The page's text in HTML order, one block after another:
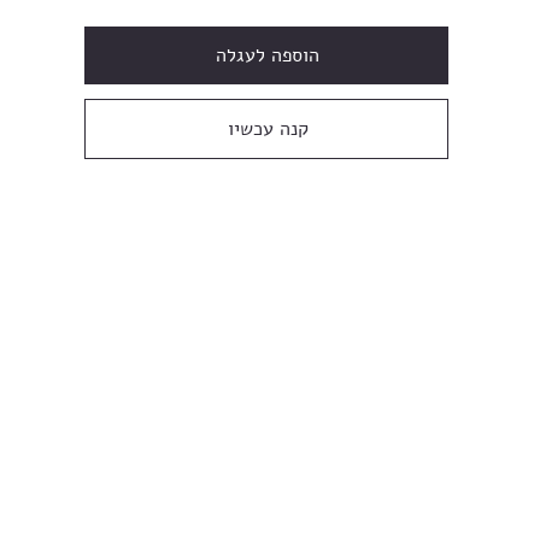
הוספה לעגלה
קנה עכשיו